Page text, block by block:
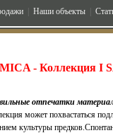
| Наши объекты|
- Коллекция I
отпечатки
может похвастаться
культуры